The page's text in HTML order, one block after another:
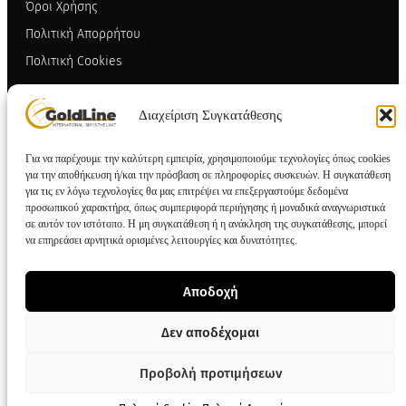
Διαχείριση Συγκατάθεσης
Για να παρέχουμε την καλύτερη εμπειρία, χρησιμοποιούμε τεχνολογίες όπως cookies
για την αποθήκευση ή/και την πρόσβαση σε πληροφορίες συσκευών. Η συγκατάθεση
για τις εν λόγω τεχνολογίες θα μας επιτρέψει να επεξεργαστούμε δεδομένα
προσωπικού χαρακτήρα, όπως συμπεριφορά περιήγησης ή μοναδικά αναγνωριστικά
σε αυτόν τον ιστότοπο. Η μη συγκατάθεση ή η ανάκληση της συγκατάθεσης, μπορεί
να επηρεάσει αρνητικά ορισμένες λειτουργίες και δυνατότητες.
Αποδοχή
Δεν αποδέχομαι
Προβολή προτιμήσεων
Όροι Χρήσης
Πολιτική Απορρήτου
Πολιτική Cookies
ΕΠΙΚΟΙΝΩΝΙΑ
ΒΙ.ΠΕ.Θ. Σίνδου, Γ΄Φάση Ο.Τ. 48Β,
2310 714000
info@goldline.gr
SOCIAL
Copyright © 2026 Goldline.gr. All rights reserved.
Designed byZootHoot. Developed by